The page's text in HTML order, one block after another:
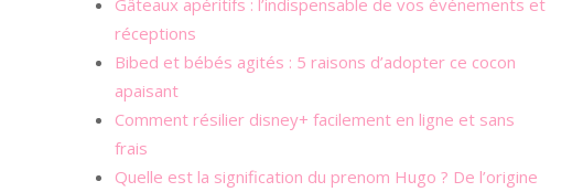
Gâteaux apéritifs : l’indispensable de vos événements et
réceptions
Bibed et bébés agités : 5 raisons d’adopter ce cocon
apaisant
Comment résilier disney+ facilement en ligne et sans
frais
Quelle est la signification du prenom Hugo ? De l’origine